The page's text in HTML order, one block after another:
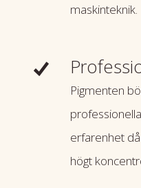
maskinteknik.
Pigmenten
erfarenhet
högt